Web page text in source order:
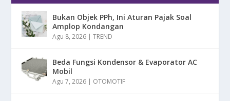
Bukan Objek PPh, Ini Aturan Pajak Soal
Amplop Kondangan
Agu 8, 2026 |TREND
Beda Fungsi Kondensor & Evaporator AC
Mobil
Agu 7, 2026 | OTOMOTIF